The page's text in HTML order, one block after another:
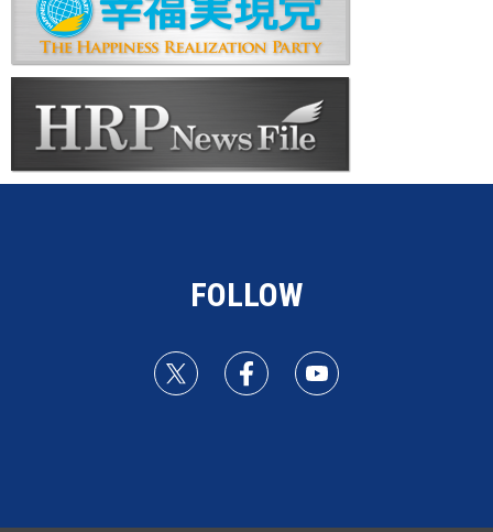
FOLLOW